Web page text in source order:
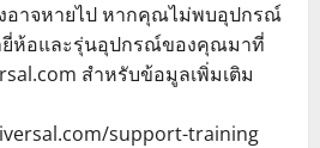
อาจหายไป หากคุณไม่พบอุปกรณ์
ห้อและรุ่นอุปกรณ์ของคุณมาที่
สำหรับข้อมูลเพิ่มเติม
support-training